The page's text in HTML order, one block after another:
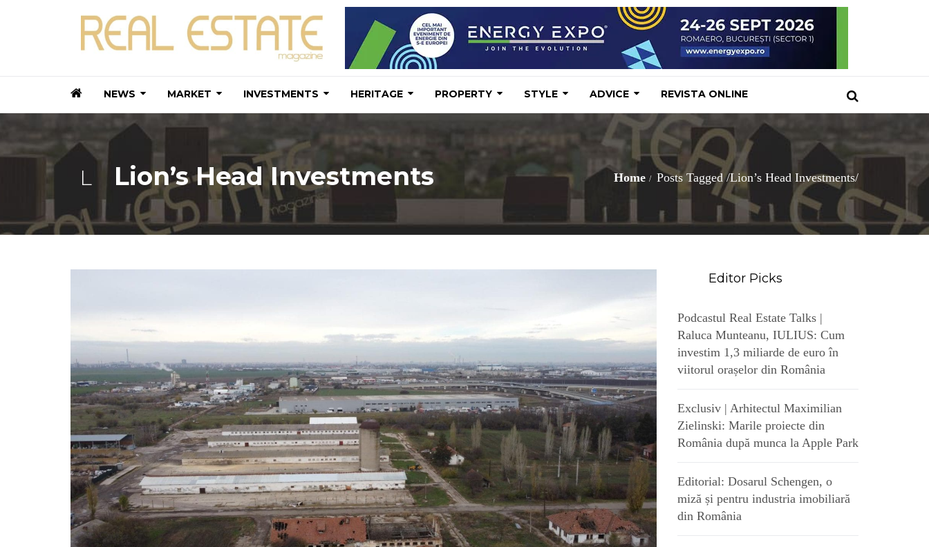
NEWS MARKET INVESTMENTS HERITAGE PROPERTY STYLE ADVICE REVISTA ONLINE
L Lion’s Head Investments Home Posts Tagged/Lion’s Head Investments/
Editor Picks
Podcastul Real Estate Talks |
Raluca Munteanu, IULIUS: Cum
investim 1,3 miliarde de euro în
viitorul orașelor din România
Exclusiv | Arhitectul Maximilian
Zielinski: Marile proiecte din
România după munca la Apple Park
Editorial: Dosarul Schengen, o
miză și pentru industria imobiliară
din România